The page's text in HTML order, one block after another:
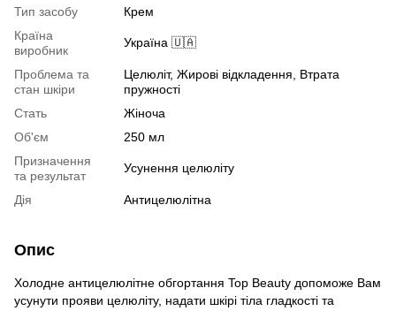
Тип засобу
Крем
Країна
виробник
Україна 🇺🇦
Проблема та
стан шкіри
Целюліт, Жирові відкладення, Втрата
пружності
Стать
Жіноча
Об'єм
250 мл
Призначення
та результат
Усунення целюліту
Дія Антицелюлітна
Опис
Холодне антицелюлітне обгортання Top Beauty допоможе Вам
усунути прояви целюліту, надати шкірі тіла гладкості та